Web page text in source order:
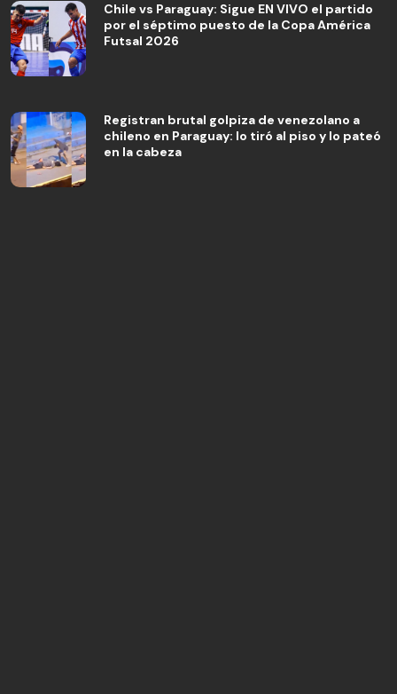
Chile vs Paraguay: Sigue EN VIVO el partido
por el séptimo puesto de la Copa América
Futsal 2026
Registran brutal golpiza de venezolano a
chileno en Paraguay: lo tiró al piso y lo pateó
en la cabeza